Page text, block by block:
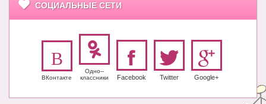
СОЦИАЛЬНЫЕ СЕТИ
ВКонтакте
Одно-­
класс­ники
Facebook Twitter Google+